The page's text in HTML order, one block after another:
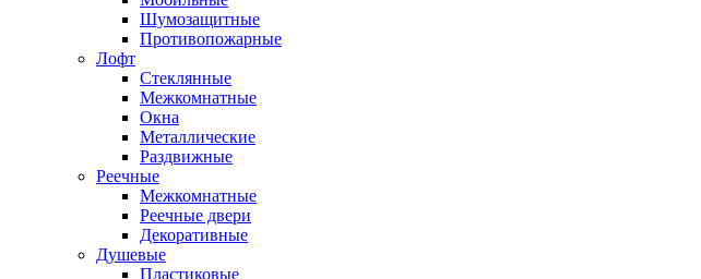
Шумозащитные
Противопожарные
Лофт
Стеклянные
Межкомнатные
Окна
Металлические
Раздвижные
Реечные
Межкомнатные
Реечные двери
Декоративные
Душевые
Пластиковые